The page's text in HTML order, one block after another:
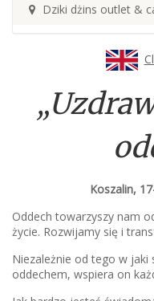
Dziki dżins outlet &
Koszalin,
Oddech towarzyszy nam
życie. Rozwijamy się i
Niezależnie od tego w jaki
oddechem, wspiera on